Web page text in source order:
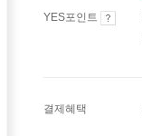
YES포인트
결제혜택